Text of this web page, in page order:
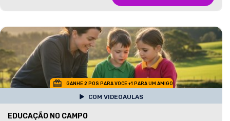
GANHE 2 POS PARA VOCE +1 PARA UM AMIGO
COM VIDEOAULAS
EDUCAÇÃO NO CAMPO